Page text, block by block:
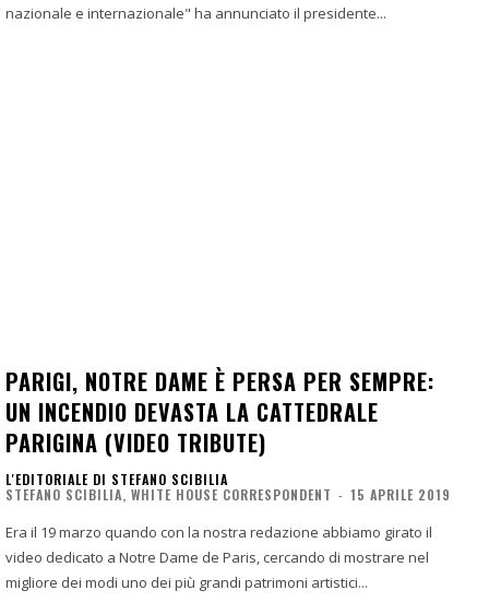
nazionale e internazionale" ha annunciato il presidente...
PARIGI, NOTRE DAME È PERSA PER SEMPRE:
UN INCENDIO DEVASTA LA CATTEDRALE
PARIGINA (VIDEO TRIBUTE)
L'EDITORIALE DI STEFANO SCIBILIA
STEFANO SCIBILIA, WHITE HOUSE CORRESPONDENT - 15 APRILE 2019
Era il 19 marzo quando con la nostra redazione abbiamo girato il
video dedicato a Notre Dame de Paris, cercando di mostrare nel
migliore dei modi uno dei più grandi patrimoni artistici...